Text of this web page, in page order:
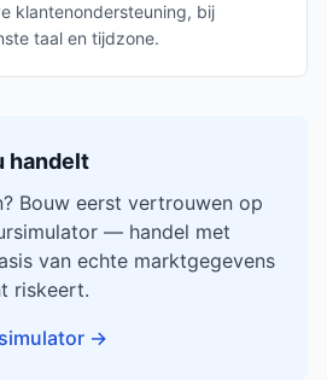
klantenondersteuning, bij
taal en tijdzone.
handelt
Bouw eerst vertrouwen op
— handel met
van echte marktgegevens
riskeert.
→